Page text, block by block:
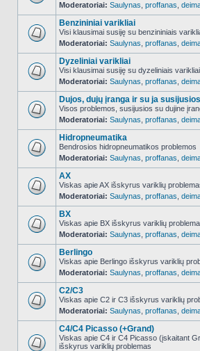
NO_UNREAD_POSTS
Moderatoriai: Saulynas proffanas
NO_UNREAD_POSTS
Benzininiai varikliai
Visi klausimai susiję su benzininiais
Moderatoriai: Saulynas proffanas
NO_UNREAD_POSTS
Dyzeliniai varikliai
Visi klausimai susiję su dyzeliniais
Moderatoriai: Saulynas proffanas
NO_UNREAD_POSTS
Dujos, dujų įranga ir su ja
Visos problemos, susijusios su dujine
Moderatoriai: Saulynas proffanas
NO_UNREAD_POSTS
Hidropneumatika
Bendrosios hidropneumatikos problemos
Moderatoriai: Saulynas proffanas
NO_UNREAD_POSTS
AX
Viskas apie AX išskyrus variklių
Moderatoriai: Saulynas proffanas
NO_UNREAD_POSTS
BX
Viskas apie BX išskyrus variklių
Moderatoriai: Saulynas proffanas
NO_UNREAD_POSTS
Berlingo
Viskas apie Berlingo išskyrus variklių
Moderatoriai: Saulynas proffanas
NO_UNREAD_POSTS
C2/C3
Viskas apie C2 ir C3 išskyrus variklių
Moderatoriai: Saulynas proffanas
C4/C4 Picasso (+Grand)
Viskas apie C4 ir C4 Picasso (įskaitant
išskyrus variklių problemas